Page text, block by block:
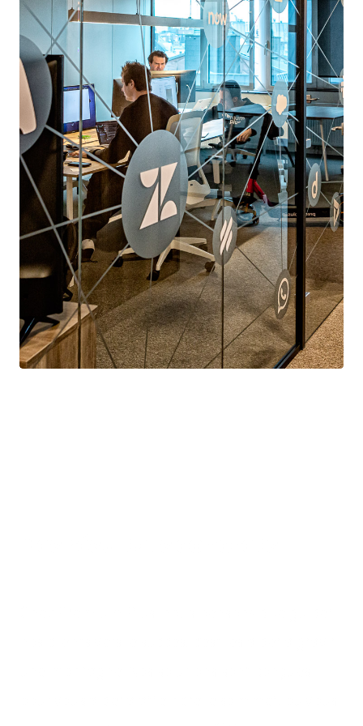
données non analysées ne permettent pas
d’améliorer le support. Des analyses régulières
aident les équipes à prendre de meilleures décisions
et à améliorer progressivement l’organisation du
support.